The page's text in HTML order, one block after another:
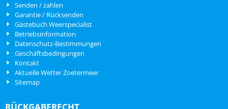
Senden / zahlen
Garantie / Rücksenden
Gästebuch Weerspecialist
Betriebsinformation
Datenschutz-Bestimmungen
Geschäftsbedingungen
Kontakt
Aktuelle Wetter Zoetermeer
Sitemap